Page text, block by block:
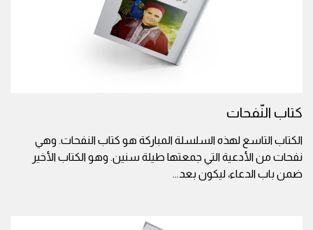
كتاب النّفحات
الكتاب التاسع لهذه السلسلة المباركة هو كتاب النفحات. وهي
نفحات من الأدعية التي جمعتها طيلة سنين. وهو الكتاب الأخير
ضمن باب الدعاء، ليكون بعد...